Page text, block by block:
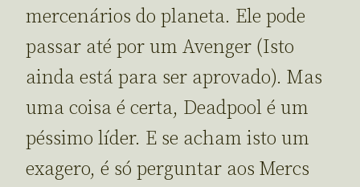
mercenários do planeta. Ele pode
passar até por um Avenger (Isto
ainda está para ser aprovado). Mas
uma coisa é certa, Deadpool é um
péssimo líder. E se acham isto um
exagero, é só perguntar aos Mercs